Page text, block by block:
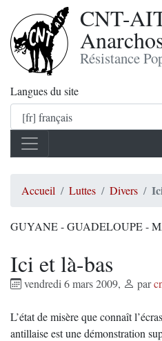
CNT-
Résistance
Langues du site
Accueil Luttes Divers
GUYANE - GUADELOUPE -
Ici et là-bas
vendredi 6 mars 2009, par
L’état de misère que connaît
antillaise est une démonstration